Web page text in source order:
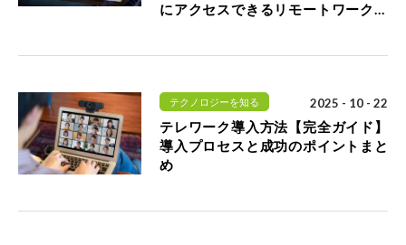
にアクセスできるリモートワークを
テクノロジーを知る 2025 - 10 - 22
テレワーク導入方法【完全ガイド】
導入プロセスと成功のポイントまと
め